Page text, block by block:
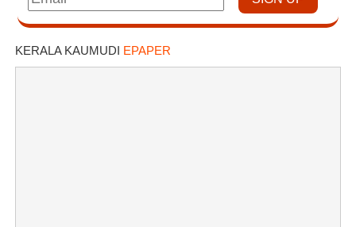
KERALA KAUMUDI EPAPER